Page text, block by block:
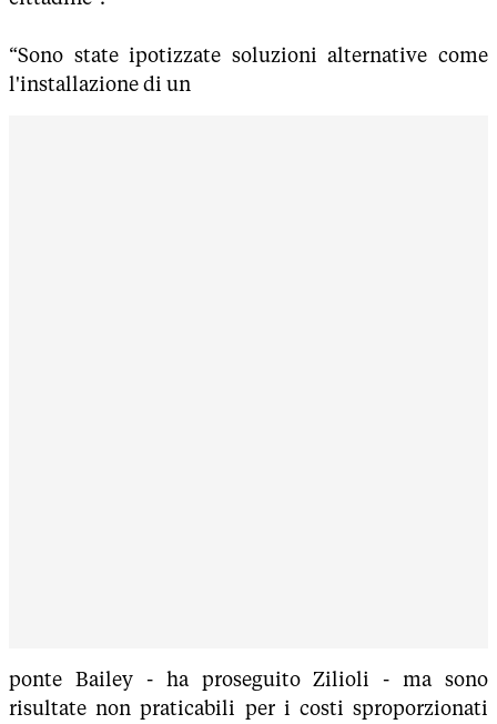
“Sono state ipotizzate soluzioni alternative come
l'installazione di un
ponte Bailey - ha proseguito Zilioli - ma sono
risultate non praticabili per i costi sproporzionati